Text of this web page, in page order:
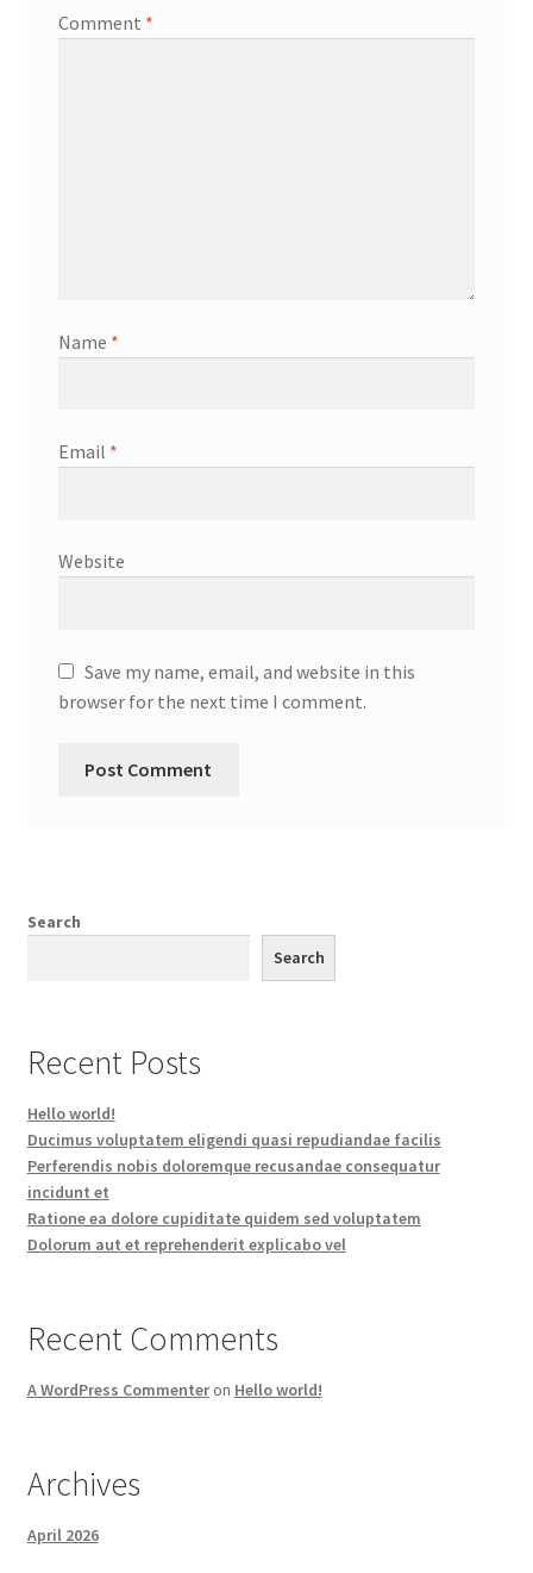
Comment *
Name *
Email *
Website
Save my name, email, and website in this
browser for the next time I comment.
Search
Search
Recent Posts
Hello world!
Ducimus voluptatem eligendi quasi repudiandae facilis
Perferendis nobis doloremque recusandae consequatur
incidunt et
Ratione ea dolore cupiditate quidem sed voluptatem
Dolorum aut et reprehenderit explicabo vel
Recent Comments
A WordPress Commenteron Hello world!
Archives
April 2026